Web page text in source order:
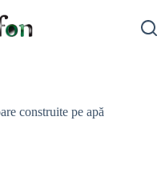
construite pe apă